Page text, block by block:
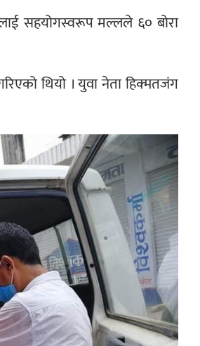
सहयोगस्वरूप मल्लले ६० बोरा
थियो । युवा नेता हिक्मतजंग